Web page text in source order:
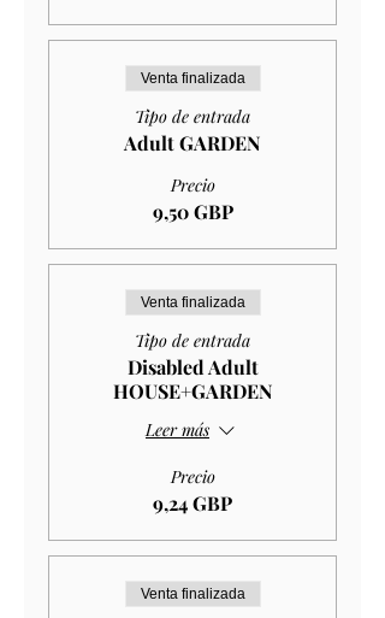
Venta finalizada
Tipo de entrada
Adult GARDEN
Precio
9,50 GBP
Venta finalizada
Tipo de entrada
Disabled Adult
HOUSE+GARDEN
Leer más
Precio
9,24 GBP
Venta finalizada